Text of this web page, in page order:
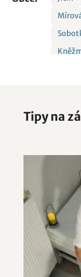
Tipy na